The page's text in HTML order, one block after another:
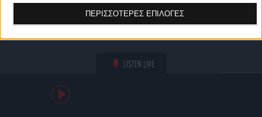
κουμπί "Απορρήτου" στο κάτω μέρος της ιστοσελίδας.
ΠΕΡΙΣΣΟΤΕΡΕΣ ΕΠΙΛΟΓΕΣ
LISTEN LIVE